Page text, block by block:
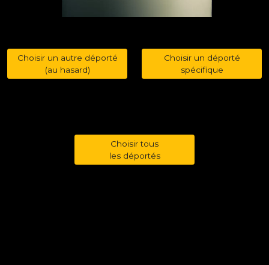
Choisir un autre déporté
(au hasard)
Choisir un déporté
spécifique
Choisir tous
les déportés